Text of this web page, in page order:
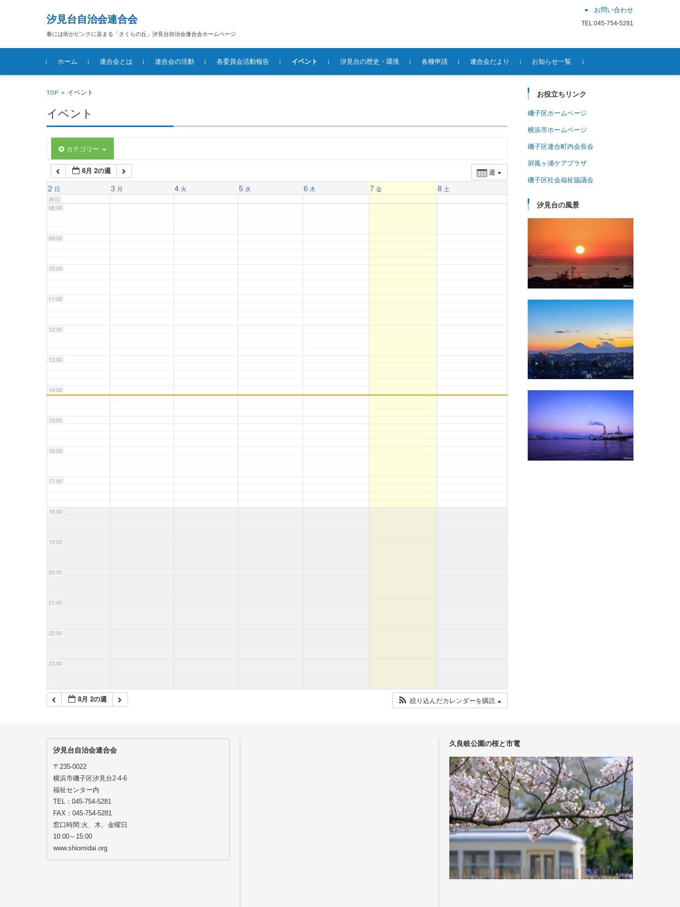
汐見台自治会連合会
春には街がピンクに染まる「さくらの丘」汐見台自治会連合会ホームページ
お問い合わせ
TEL:045-754-5281
コンテンツに移動
ホーム
連合会とは 連合会の活動 各委員会活動報告 イベント 汐見台の歴史・環境 各種申請 連合会だより お知らせ一覧
TOP > イベント
イベント
カテゴリー
週
8月 2の週
2 日 3 月 4 火 5 水 6 木 7 金 8 土
終日
02:00
05:00
06:00
07:00
08:00
09:00
10:00
11:00
12:00
13:00
14:00
15:00
16:00
17:00
18:00
19:00
20:00
21:00
22:00
23:00
8月 2の週 絞り込んだカレンダーを購読
お役立ちリンク
磯子区ホームページ
横浜市ホームページ
磯子区連合町内会長会
屛風ヶ浦ケアプラザ
磯子区社会福祉協議会
汐見台の風景
汐見台自治会連合会
〒235-0022
横浜市磯子区汐見台2-4-6
福祉センター内
TEL：045-754-5281
FAX：045-754-5281
窓口時間:火、木、金曜日
10:00～15:00
www.shiomidai.org
久良岐公園の桜と市電